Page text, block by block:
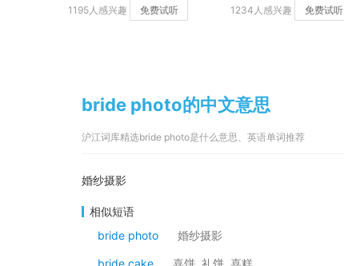
1195人感兴趣 免费试听 1234人感兴趣 免费试听
bride photo的中文意思
沪江词库精选bride photo是什么意思、英语单词推荐
婚纱摄影
相似短语
bride photo
婚纱摄影
bride cake 喜饼, 礼饼, 喜糕